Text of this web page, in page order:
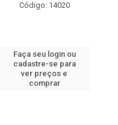
Código: 14020
Faça seu login ou
cadastre-se para
ver preços e
comprar